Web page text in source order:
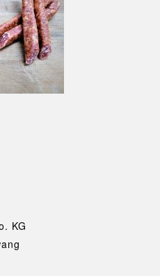
KG